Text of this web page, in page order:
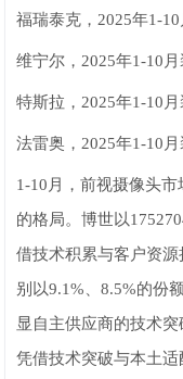
福瑞泰克，2025年1-
维宁尔，2025年1-10
特斯拉，2025年1-10
法雷奥，2025年1-10
1-10月，前视摄像头
的格局。博世以
借技术积累与客户资
别以9.1%、8.5%的份
显自主供应商的技术
凭借技术突破与本土